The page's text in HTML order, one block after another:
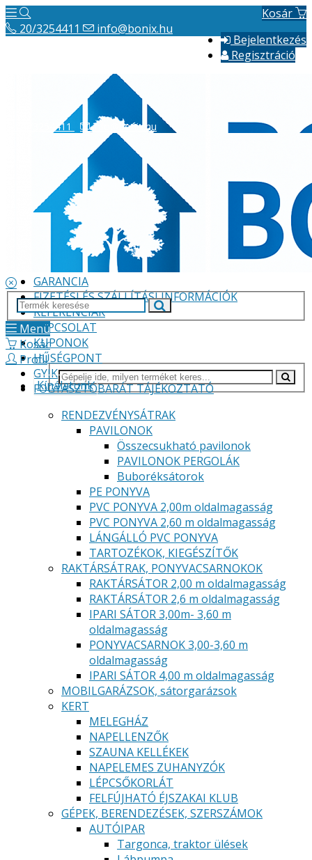
Kosár
Bejelentkezés
Regisztráció
20/3254411 info@bonix.hu
VÁLLALKOZÁS BEMUTATÁSA
GARANCIA
FIZETÉSI ÉS SZÁLLÍTÁSI INFORMÁCIÓK
REFERENCIÁK
KAPCSOLAT
KUPONOK
HŰSÉGPONT
GYIK
FOGYASZTÓBARÁT TÁJÉKOZTATÓ
20/3254411 info@bonix.hu
Menü
Kosár
Profil
Kínálatunk
RENDEZVÉNYSÁTRAK
PAVILONOK
Összecsukható pavilonok
PAVILONOK PERGOLÁK
Buboréksátorok
PE PONYVA
PVC PONYVA 2,00m oldalmagasság
PVC PONYVA 2,60 m oldalmagasság
LÁNGÁLLÓ PVC PONYVA
TARTOZÉKOK, KIEGÉSZÍTŐK
RAKTÁRSÁTRAK, PONYVACSARNOKOK
RAKTÁRSÁTOR 2,00 m oldalmagasság
RAKTÁRSÁTOR 2,6 m oldalmagasság
IPARI SÁTOR 3,00m- 3,60 m
oldalmagasság
PONYVACSARNOK 3,00-3,60 m
oldalmagasság
IPARI SÁTOR 4,00 m oldalmagasság
MOBILGARÁZSOK, sátorgarázsok
KERT
MELEGHÁZ
NAPELLENZŐK
SZAUNA KELLÉKEK
NAPELEMES ZUHANYZÓK
LÉPCSŐKORLÁT
FELFÚJHATÓ ÉJSZAKAI KLUB
GÉPEK, BERENDEZÉSEK, SZERSZÁMOK
AUTÓIPAR
Targonca, traktor ülések